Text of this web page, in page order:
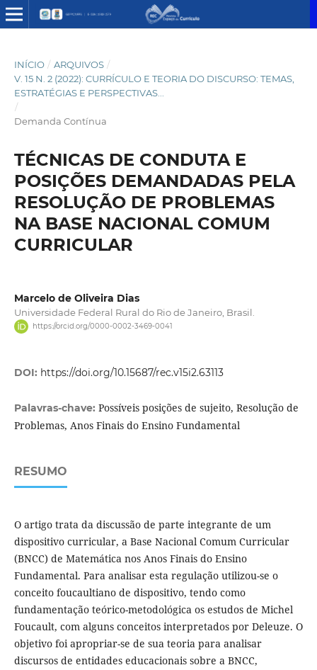
INÍCIO / ARQUIVOS /
V. 15 N. 2 (2022): CURRÍCULO E TEORIA DO DISCURSO: TEMAS,
ESTRATÉGIAS E PERSPECTIVAS...
/
Demanda Contínua
TÉCNICAS DE CONDUTA E
POSIÇÕES DEMANDADAS PELA
RESOLUÇÃO DE PROBLEMAS
NA BASE NACIONAL COMUM
CURRICULAR
Marcelo de Oliveira Dias
Universidade Federal Rural do Rio de Janeiro, Brasil.
https://orcid.org/0000-0002-3469-0041
DOI: https://doi.org/10.15687/rec.v15i2.63113
Palavras-chave: Possíveis posições de sujeito, Resolução de
Problemas, Anos Finais do Ensino Fundamental
RESUMO
O artigo trata da discussão de parte integrante de um
dispositivo curricular, a Base Nacional Comum Curricular
(BNCC) de Matemática nos Anos Finais do Ensino
Fundamental. Para analisar esta regulação utilizou-se o
conceito foucaultiano de dispositivo, tendo como
fundamentação teórico-metodológica os estudos de Michel
Foucault, com alguns conceitos interpretados por Deleuze. O
objetivo foi apropriar-se de sua teoria para analisar
discursos de entidades educacionais sobre a BNCC,